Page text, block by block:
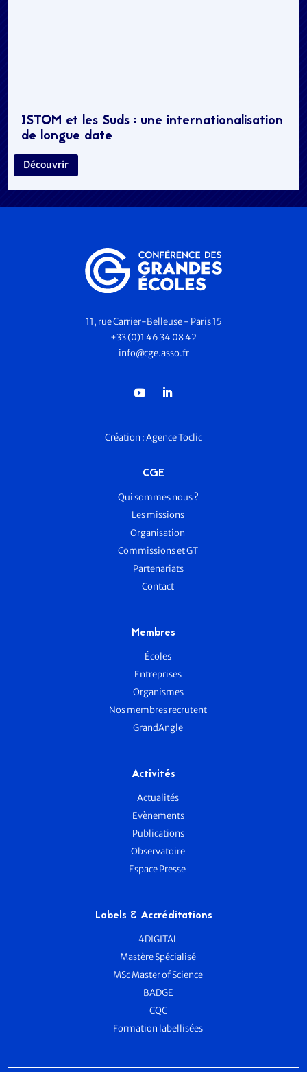
ISTOM et les Suds : une internationalisation
de longue date
Découvrir
11, rue Carrier-Belleuse - Paris 15
+33 (0)1 46 34 08 42
info@cge.asso.fr
Création :Agence Toclic
CGE
Qui sommes nous ?
Les missions
Organisation
Commissions et GT
Partenariats
Contact
Membres
Écoles
Entreprises
Organismes
Nos membres recrutent
GrandAngle
Activités
Actualités
Evènements
Publications
Observatoire
Espace Presse
Labels & Accréditations
4DIGITAL
Mastère Spécialisé
MSc Master of Science
BADGE
CQC
Formation labellisées